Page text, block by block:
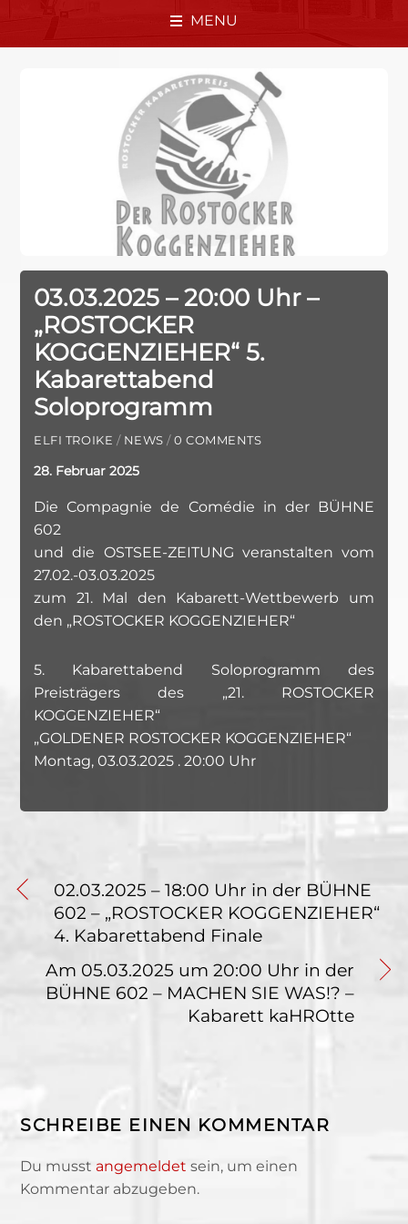
MENU
03.03.2025 – 20:00 Uhr –
„ROSTOCKER
KOGGENZIEHER“ 5.
Kabarettabend
Soloprogramm
ELFI TROIKE / NEWS / 0 COMMENTS
28. Februar 2025
Die Compagnie de Comédie in der BÜHNE
602
und die OSTSEE-ZEITUNG veranstalten vom
27.02.-03.03.2025
zum 21. Mal den Kabarett-Wettbewerb um
den „ROSTOCKER KOGGENZIEHER“
5. Kabarettabend Soloprogramm des
Preisträgers des „21. ROSTOCKER
KOGGENZIEHER“
„GOLDENER ROSTOCKER KOGGENZIEHER“
Montag, 03.03.2025 . 20:00 Uhr
02.03.2025 – 18:00 Uhr in der BÜHNE
602 – „ROSTOCKER KOGGENZIEHER“
4. Kabarettabend Finale
Am 05.03.2025 um 20:00 Uhr in der
BÜHNE 602 – MACHEN SIE WAS!? –
Kabarett kaHROtte
SCHREIBE EINEN KOMMENTAR
Du musst angemeldet sein, um einen
Kommentar abzugeben.